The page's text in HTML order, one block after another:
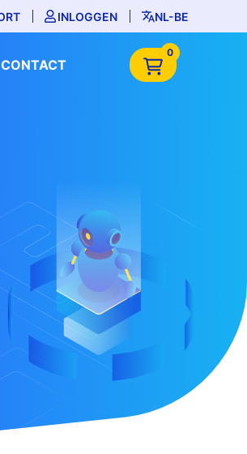
INLOGGEN NL-BE
CONTACT
0